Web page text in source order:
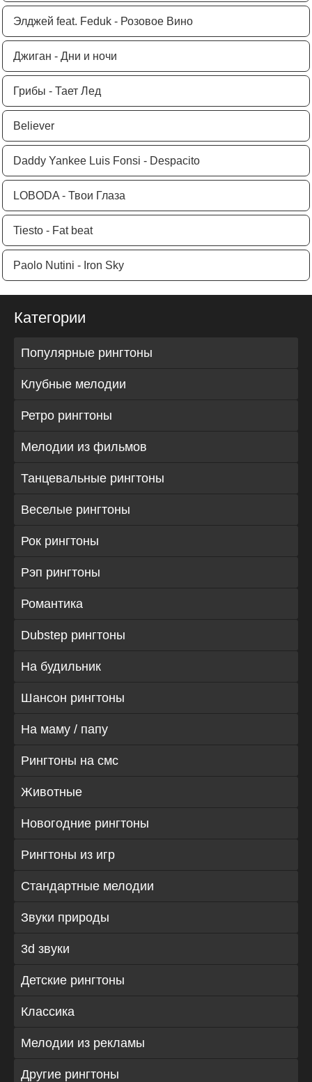
Элджей feat. Feduk - Розовое Вино
Джиган - Дни и ночи
Грибы - Тает Лед
Believer
Daddy Yankee Luis Fonsi - Despacito
LOBODA - Твои Глаза
Tiesto - Fat beat
Paolo Nutini - Iron Sky
Категории
Популярные рингтоны
Клубные мелодии
Ретро рингтоны
Мелодии из фильмов
Танцевальные рингтоны
Веселые рингтоны
Рок рингтоны
Рэп рингтоны
Романтика
Dubstep рингтоны
На будильник
Шансон рингтоны
На маму / папу
Рингтоны на смс
Животные
Новогодние рингтоны
Рингтоны из игр
Стандартные мелодии
Звуки природы
3d звуки
Детские рингтоны
Классика
Мелодии из рекламы
Другие рингтоны